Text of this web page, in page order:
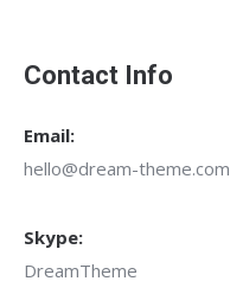
Contact Info
Email:
hello@dream-theme.com
Skype:
DreamTheme